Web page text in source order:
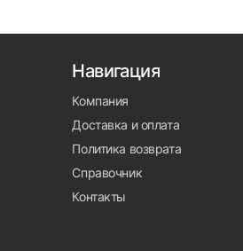
Навигация
Компания
Доставка и оплата
Политика возврата
Справочник
Контакты